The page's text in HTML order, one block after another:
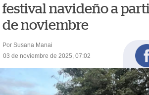
festival navideño a
de noviembre
Por Susana Manai
03 de noviembre de 2025, 07:02